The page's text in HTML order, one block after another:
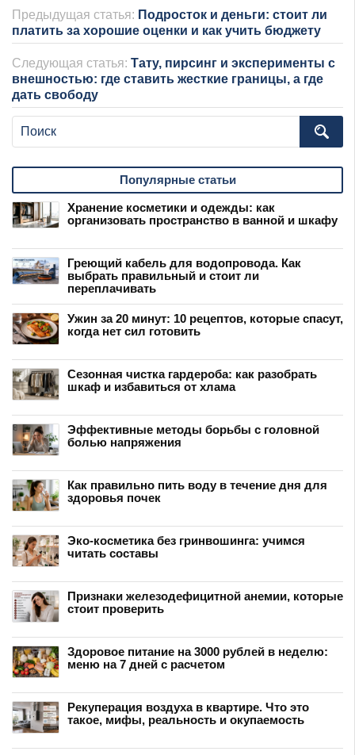
Предыдущая статья: Подросток и деньги: стоит ли
платить за хорошие оценки и как учить бюджету
Следующая статья: Тату, пирсинг и эксперименты с
внешностью: где ставить жесткие границы, а где
дать свободу
Популярные статьи
Хранение косметики и одежды: как
организовать пространство в ванной и шкафу
Греющий кабель для водопровода. Как
выбрать правильный и стоит ли
переплачивать
Ужин за 20 минут: 10 рецептов, которые спасут,
когда нет сил готовить
Сезонная чистка гардероба: как разобрать
шкаф и избавиться от хлама
Эффективные методы борьбы с головной
болью напряжения
Как правильно пить воду в течение дня для
здоровья почек
Эко-косметика без гринвошинга: учимся
читать составы
Признаки железодефицитной анемии, которые
стоит проверить
Здоровое питание на 3000 рублей в неделю:
меню на 7 дней с расчетом
Рекуперация воздуха в квартире. Что это
такое, мифы, реальность и окупаемость